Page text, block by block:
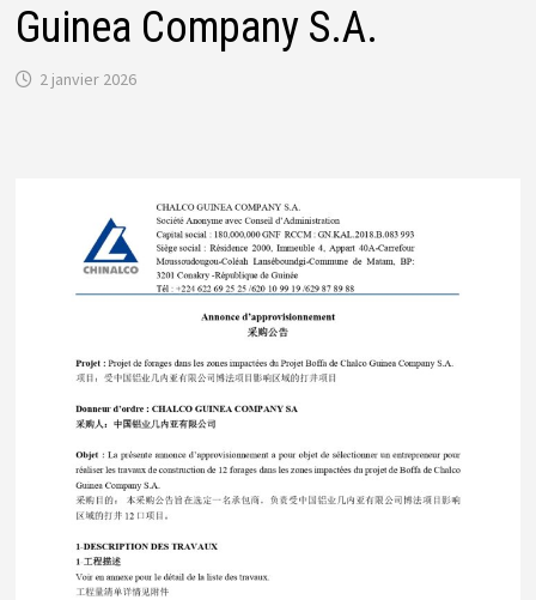
Guinea Company S.A.
2 janvier 2026